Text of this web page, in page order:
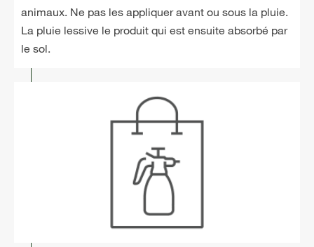
animaux. Ne pas les appliquer avant ou sous la pluie.
La pluie lessive le produit qui est ensuite absorbé par
le sol.